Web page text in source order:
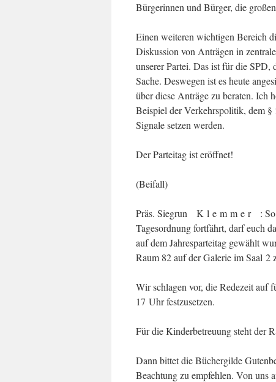
Bürgerinnen und Bürger, die
Einen weiteren wichtigen Bereich
Diskussion von Anträgen in
unserer Partei. Das ist für die SPD,
Sache. Deswegen ist es heute
über diese Anträge zu beraten. Ich
Beispiel der Verkehrspolitik, dem
Signale setzen werden.
Der Parteitag ist eröffnet!
(Beifall)
Präs. Siegrun K l e m m e r : So,
Tagesordnung fortfährt, darf euch
auf dem Jahresparteitag gewählt
Raum 82 auf der Galerie im Saal 2
Wir schlagen vor, die Redezeit auf
17 Uhr festzusetzen.
Für die Kinderbetreuung steht der
Dann bittet die Büchergilde
Beachtung zu empfehlen. Von uns